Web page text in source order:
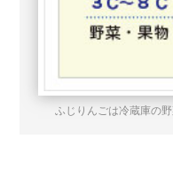
ふじりんごは冷蔵庫の